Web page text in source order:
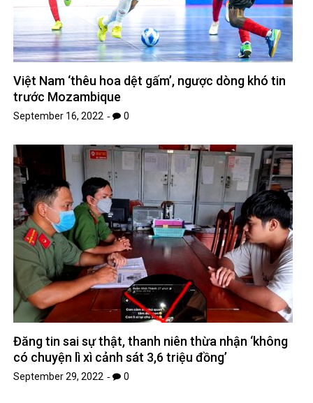
Việt Nam ‘thêu hoa dệt gấm’, ngược dòng khó tin
trước Mozambique
September 16, 2022 0
Đăng tin sai sự thật, thanh niên thừa nhận ‘không
có chuyện lì xì cảnh sát 3,6 triệu đồng’
September 29, 2022 0